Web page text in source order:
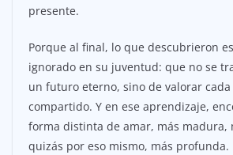
presente.
Porque al final, lo que descubrieron
ignorado en su juventud: que no se
un futuro eterno, sino de valorar
compartido. Y en ese aprendizaje,
forma distinta de amar, más madura,
quizás por eso mismo, más profunda.